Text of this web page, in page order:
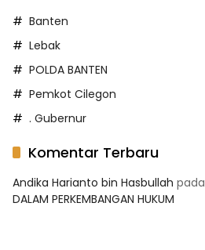
Banten
Lebak
POLDA BANTEN
Pemkot Cilegon
. Gubernur
Komentar Terbaru
Andika Harianto bin Hasbullah pada
DALAM PERKEMBANGAN HUKUM